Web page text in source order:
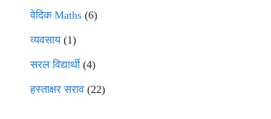
वेदिक Maths (6)
व्यवसाय(1)
सरल विद्यार्थी(4)
हस्ताक्षर सराव (22)